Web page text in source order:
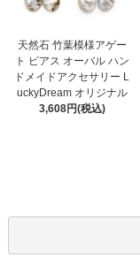
天然石 竹葉模様アゲー
ト ピアス オーバル ハン
ドメイドアクセサリー L
uckyDream オリジナル
3,608円(税込)